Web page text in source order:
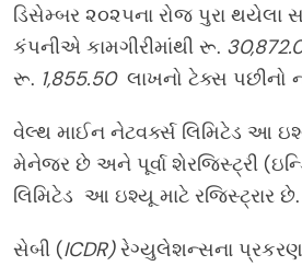
ડિસેમ્બર ૨૦૨૫ના રોજ પુરા થયેલા
કંપનીએ કામગીરીમાંથી રૂ.
રૂ. 1,855.50લાખનો ટેક્સ પછીનો
વેલ્થ માઈન નેટવર્ક્સ લિમિટેડ આ
મેનેજર છે અને પૂર્વા શેરજિસ્ટ્રી
લિમિટેડ આ ઇશ્યૂ માટે રજિસ્ટ્રાર છે.
સેબી (ICDR)રેગ્યુલેશન્સના પ્રકરણ